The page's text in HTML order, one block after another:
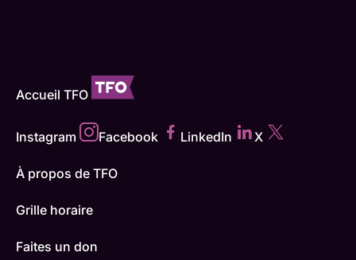
Accueil TFO
Instagram Facebook LinkedIn X
À propos de TFO
Grille horaire
Faites un don